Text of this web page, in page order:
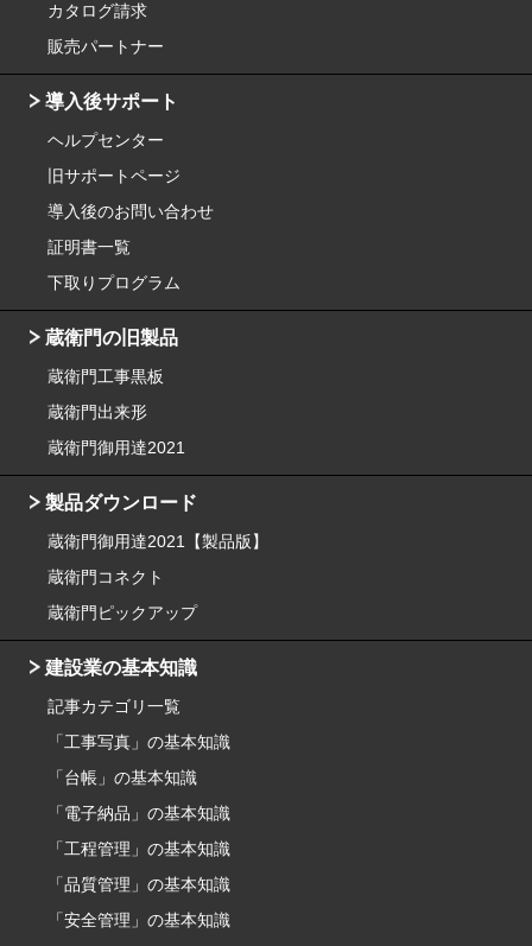
カタログ請求
販売パートナー
導入後サポート
ヘルプセンター
旧サポートページ
導入後のお問い合わせ
証明書一覧
下取りプログラム
蔵衛門の旧製品
蔵衛門工事黒板
蔵衛門出来形
蔵衛門御用達2021
製品ダウンロード
蔵衛門御用達2021【製品版】
蔵衛門コネクト
蔵衛門ピックアップ
建設業の基本知識
記事カテゴリ一覧
「工事写真」の基本知識
「台帳」の基本知識
「電子納品」の基本知識
「工程管理」の基本知識
「品質管理」の基本知識
「安全管理」の基本知識